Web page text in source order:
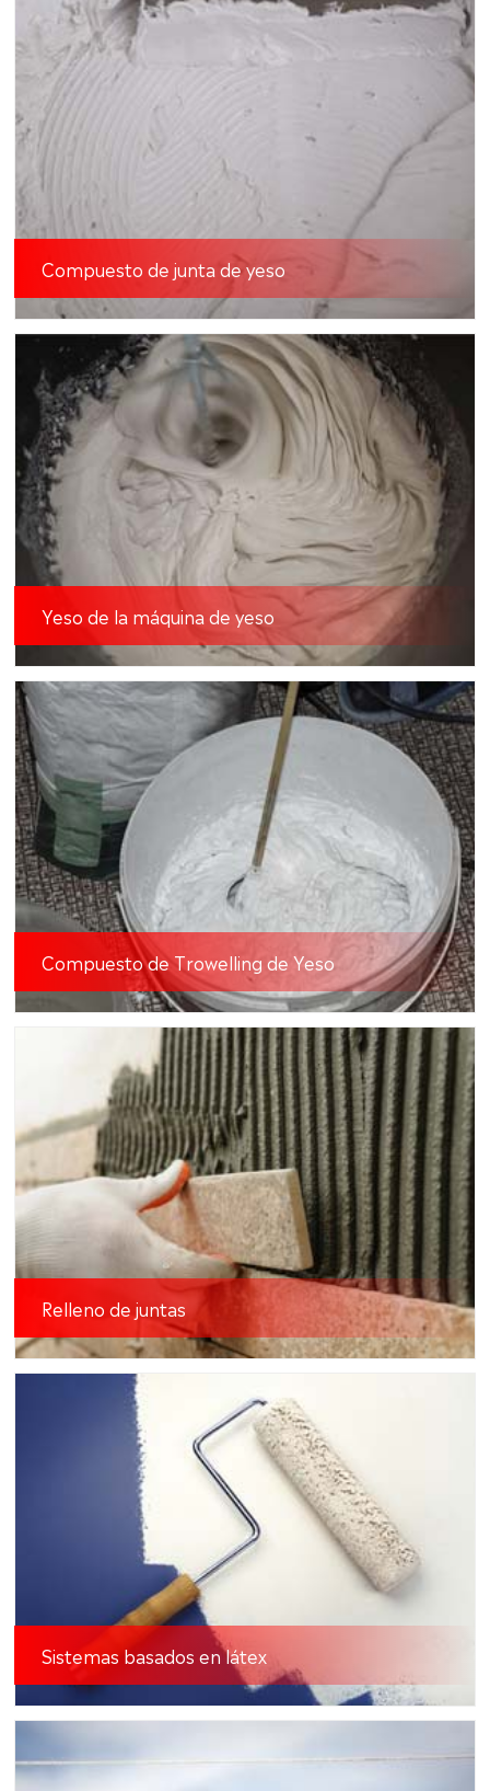
Compuesto de junta de yeso
Yeso de la máquina de yeso
Compuesto de Trowelling de Yeso
Relleno de juntas
Sistemas basados en látex